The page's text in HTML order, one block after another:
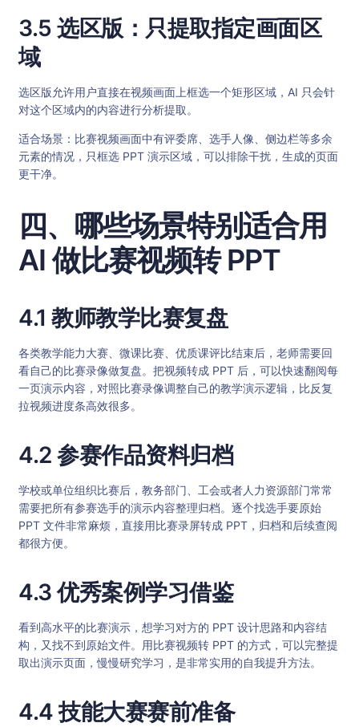
3.5 选区版：只提取指定画面区
域
选区版允许用户直接在视频画面上框选一个矩形区域，AI 只会针
对这个区域内的内容进行分析提取。
适合场景：比赛视频画面中有评委席、选手人像、侧边栏等多余
元素的情况，只框选 PPT 演示区域，可以排除干扰，生成的页面
更干净。
四、哪些场景特别适合用
AI 做比赛视频转 PPT
4.1 教师教学比赛复盘
各类教学能力大赛、微课比赛、优质课评比结束后，老师需要回
看自己的比赛录像做复盘。把视频转成 PPT 后，可以快速翻阅每
一页演示内容，对照比赛录像调整自己的教学演示逻辑，比反复
拉视频进度条高效很多。
4.2 参赛作品资料归档
学校或单位组织比赛后，教务部门、工会或者人力资源部门常常
需要把所有参赛选手的演示内容整理归档。逐个找选手要原始
PPT 文件非常麻烦，直接用比赛录屏转成 PPT，归档和后续查阅
都很方便。
4.3 优秀案例学习借鉴
看到高水平的比赛演示，想学习对方的 PPT 设计思路和内容结
构，又找不到原始文件。用比赛视频转 PPT 的方式，可以完整提
取出演示页面，慢慢研究学习，是非常实用的自我提升方法。
4.4 技能大赛赛前准备